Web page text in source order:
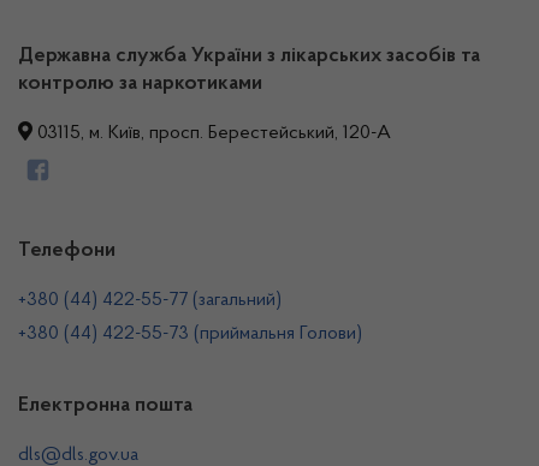
Державна служба України з лікарських засобів та
контролю за наркотиками
03115, м. Київ, просп. Берестейський, 120-А
Телефони
+380 (44) 422-55-77 (загальний)
+380 (44) 422-55-73 (приймальня Голови)
Електронна пошта
dls@dls.gov.ua